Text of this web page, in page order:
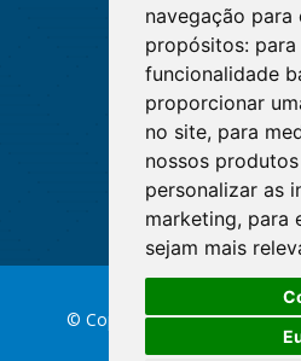
navegação para
propósitos:
funcionalidade
proporcionar
no site, para
nossos
personalizar as
marketing, para
sejam mais
© Copyright 2026 Conselho